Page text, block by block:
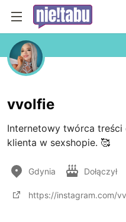
vvolfie
Internetowy twórca treści
klienta w sexshopie. 🥰
Gdynia Dołączył
https://instagram.com/